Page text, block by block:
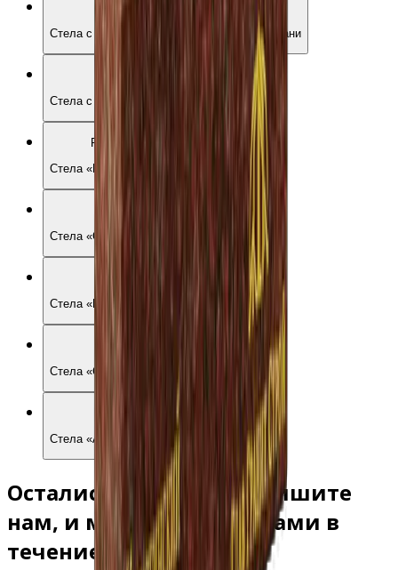
Стела с двумя бутонами роз по верхней грани
Стела с цветами, крестом и голубем
Р02-04
Стела «Розы и крест»
Стела «Овал, розы и крест»
Стела «Ваза с цветами»
Стела «Сердце с ромашками»
Стела «Арка с розами»
Остались вопросы? Напишите
нам, и мы свяжемся с вами в
течение часа